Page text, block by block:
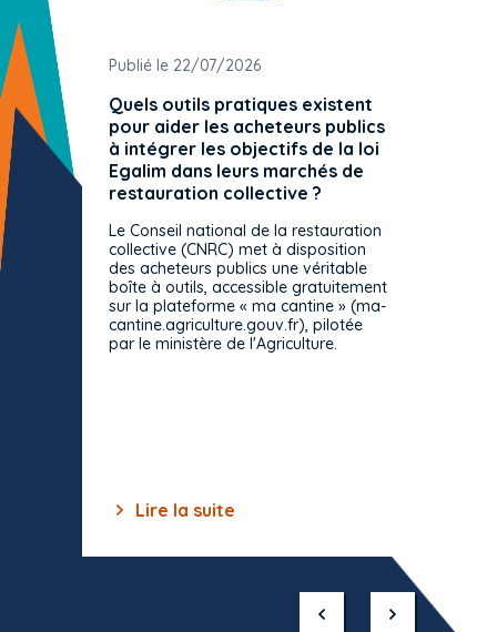
Publié le 22/07/2026
Quels outils pratiques existent
pour aider les acheteurs publics
à intégrer les objectifs de la loi
Egalim dans leurs marchés de
restauration collective ?
Le Conseil national de la restauration
collective (CNRC) met à disposition
des acheteurs publics une véritable
boîte à outils, accessible gratuitement
sur la plateforme « ma cantine » (ma-
cantine.agriculture.gouv.fr), pilotée
par le ministère de l'Agriculture.
Lire la suite